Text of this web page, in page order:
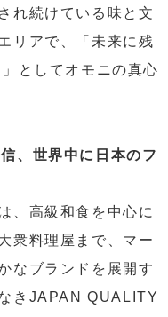
れ続けている味と文
リアで、「未来に残
としてオモニの真心
、世界中に日本のフ
、高級和食を中心に
衆料理屋まで、マー
なブランドを展開す
きJAPAN QUALITY